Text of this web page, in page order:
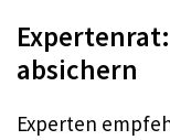
absichern
Experten